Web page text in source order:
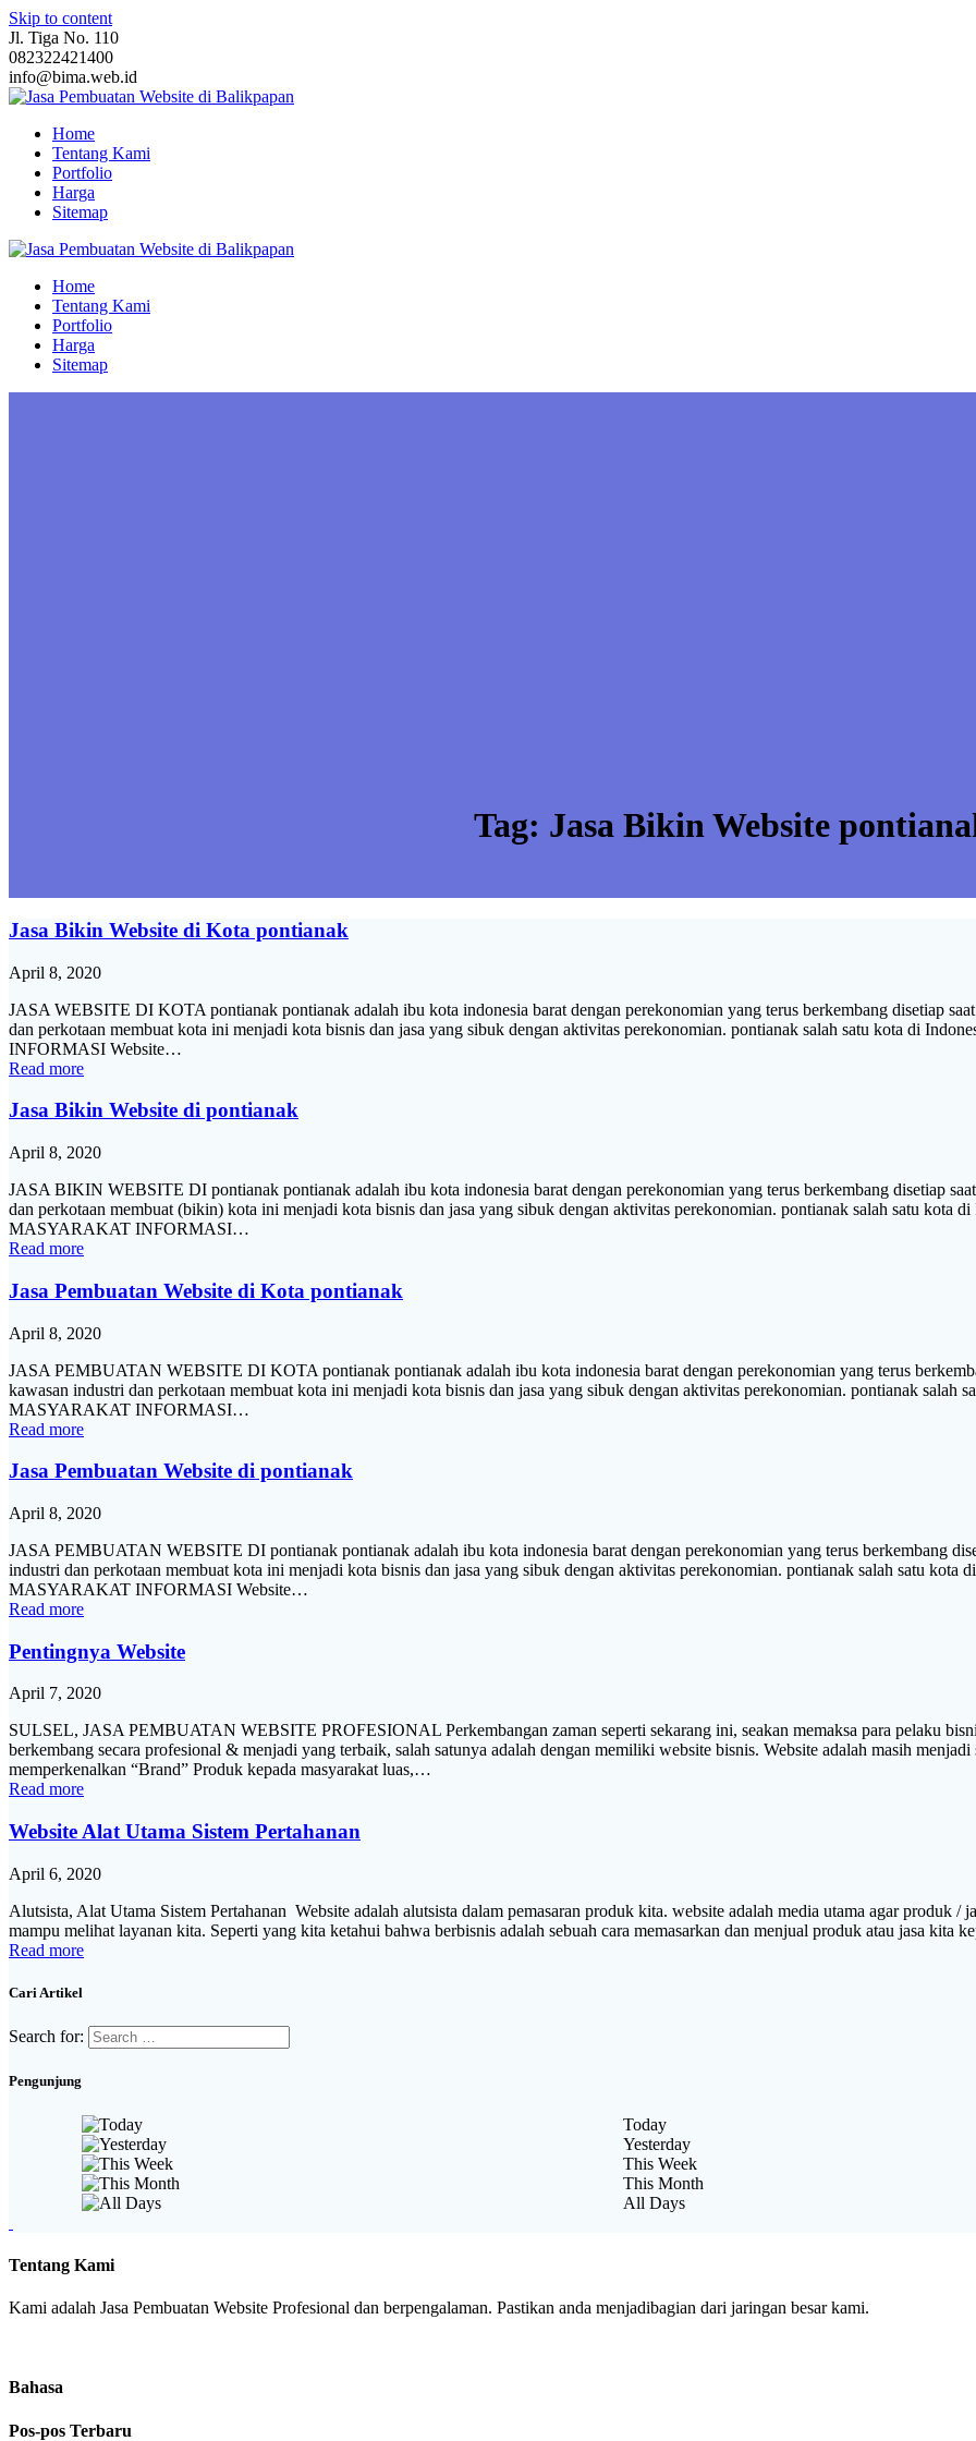
Skip to content
Jl. Tiga No. 110
082322421400
info@bima.web.id
Home
Tentang Kami
Portfolio
Harga
Sitemap
Home
Tentang Kami
Portfolio
Harga
Sitemap
Tag: Jasa Bikin Website
Jasa Bikin Website di Kota pontianak
April 8, 2020
JASA WEBSITE DI KOTA pontianak pontianak adalah ibu kota indonesia barat dengan perekonomian yang terus berkembang disetiap
dan perkotaan membuat kota ini menjadi kota bisnis dan jasa yang sibuk dengan aktivitas perekonomian. pontianak salah satu kota di
INFORMASI Website…
Read more
Jasa Bikin Website di pontianak
April 8, 2020
JASA BIKIN WEBSITE DI pontianak pontianak adalah ibu kota indonesia barat dengan perekonomian yang terus berkembang disetiap
dan perkotaan membuat (bikin) kota ini menjadi kota bisnis dan jasa yang sibuk dengan aktivitas perekonomian. pontianak salah satu kota
MASYARAKAT INFORMASI…
Read more
Jasa Pembuatan Website di Kota pontianak
April 8, 2020
JASA PEMBUATAN WEBSITE DI KOTA pontianak pontianak adalah ibu kota indonesia barat dengan perekonomian yang terus
kawasan industri dan perkotaan membuat kota ini menjadi kota bisnis dan jasa yang sibuk dengan aktivitas perekonomian. pontianak salah
MASYARAKAT INFORMASI…
Read more
Jasa Pembuatan Website di pontianak
April 8, 2020
JASA PEMBUATAN WEBSITE DI pontianak pontianak adalah ibu kota indonesia barat dengan perekonomian yang terus berkembang
industri dan perkotaan membuat kota ini menjadi kota bisnis dan jasa yang sibuk dengan aktivitas perekonomian. pontianak salah satu kota
MASYARAKAT INFORMASI Website…
Read more
Pentingnya Website
April 7, 2020
SULSEL, JASA PEMBUATAN WEBSITE PROFESIONAL Perkembangan zaman seperti sekarang ini, seakan memaksa para pelaku
berkembang secara profesional & menjadi yang terbaik, salah satunya adalah dengan memiliki website bisnis. Website adalah masih
memperkenalkan “Brand” Produk kepada masyarakat luas,…
Read more
Website Alat Utama Sistem Pertahanan
April 6, 2020
Alutsista, Alat Utama Sistem Pertahanan Website adalah alutsista dalam pemasaran produk kita. website adalah media utama agar produk /
mampu melihat layanan kita. Seperti yang kita ketahui bahwa berbisnis adalah sebuah cara memasarkan dan menjual produk atau jasa kita
Read more
Cari Artikel
Search for:
Pengunjung
Today
Yesterday
This Week
This Month
All Days
Tentang Kami
Kami adalah Jasa Pembuatan Website Profesional dan berpengalaman. Pastikan anda menjadibagian dari jaringan besar kami.
Bahasa
Pos-pos Terbaru